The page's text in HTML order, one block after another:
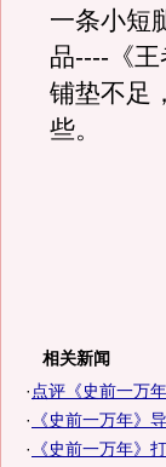
一条小短
品----《
铺垫不足
些。
相关新闻
· 点评《史前一万
· 《史前一万年》
· 《史前一万年》